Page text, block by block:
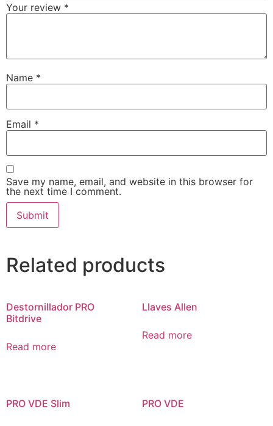
Your review *
Name *
Email *
Save my name, email, and website in this browser for
the next time I comment.
Related products
Destornillador PRO
Bitdrive
Read more
Llaves Allen
Read more
PRO VDE Slim PRO VDE